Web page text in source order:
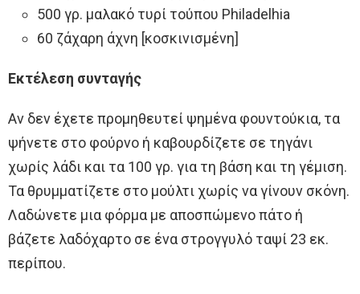
500 γρ. μαλακό τυρί τούπου Philadelhia
60 ζάχαρη άχνη [κοσκινισμένη]
Εκτέλεση συνταγής
Αν δεν έχετε προμηθευτεί ψημένα φουντούκια, τα
ψήνετε στο φούρνο ή καβουρδίζετε σε τηγάνι
χωρίς λάδι και τα 100 γρ. για τη βάση και τη γέμιση.
Τα θρυμματίζετε στο μούλτι χωρίς να γίνουν σκόνη.
Λαδώνετε μια φόρμα με αποσπώμενο πάτο ή
βάζετε λαδόχαρτο σε ένα στρογγυλό ταψί 23 εκ.
περίπου.